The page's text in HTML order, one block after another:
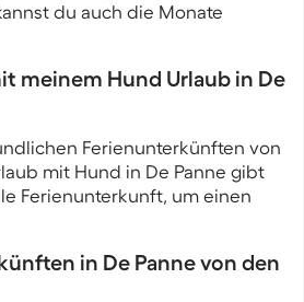
du auch die Monate
meinem Hund Urlaub in De
Ferienunterkünften von
mit Hund in De Panne gibt
Ferienunterkunft, um einen
in De Panne von den